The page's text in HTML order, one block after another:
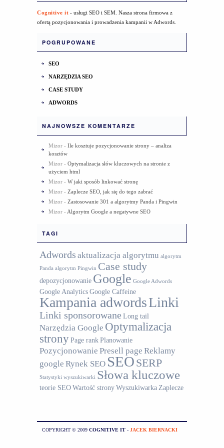
Cognitive it - usługi SEO i SEM. Nasza strona firmowa z
ofertą pozycjonowania i prowadzenia kampanii w Adwords.
POGRUPOWANE
SEO
NARZĘDZIA SEO
CASE STUDY
ADWORDS
NAJNOWSZE KOMENTARZE
Mizor - Ile kosztuje pozycjonowanie strony – analiza
kosztów
Mizor - Optymalizacja słów kluczowych na stronie z
użyciem html
Mizor - W jaki sposób linkować stronę
Mizor - Zaplecze SEO, jak się do tego zabrać
Mizor - Zastosowanie 301 a algorytmy Panda i Pingwin
Mizor - Algorytm Google a negatywne SEO
TAGI
Adwords aktualizacja algorytmu algorytm
Panda algorytm Pingwin Case study
depozycjonowanie Google Google Adwords
Google AnalyticsGoogle Caffeine
Kampania adwordsLinki
Linki sponsorowane Long tail
Narzędzia Google Optymalizacja
stronyPage rankPlanowanie
Pozycjonowanie Presell page Reklamy
google Rynek SEO SEO SERP
Statystyki wyszukiwarki Słowa kluczowe
teorie SEOWartość stronyWyszukiwarka Zaplecze
COPYRIGHT © 2009 COGNITIVE IT - JACEK BIERNACKI